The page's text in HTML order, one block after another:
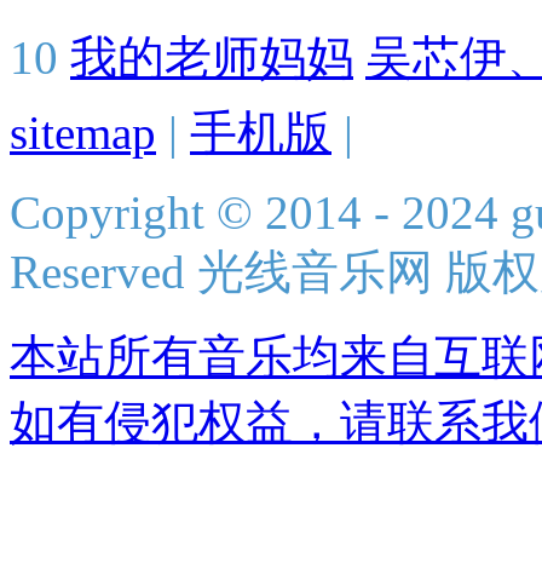
10 我的老师妈妈 吴芯伊
sitemap | 手机版 |
Copyright © 2014 - 2024
Reserved 光线音乐网 版
本站所有音乐均来自互
如有侵犯权益，请联系